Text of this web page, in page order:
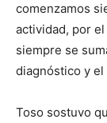
comenzamos
actividad, por
siempre se
diagnóstico y el
Toso sostuvo